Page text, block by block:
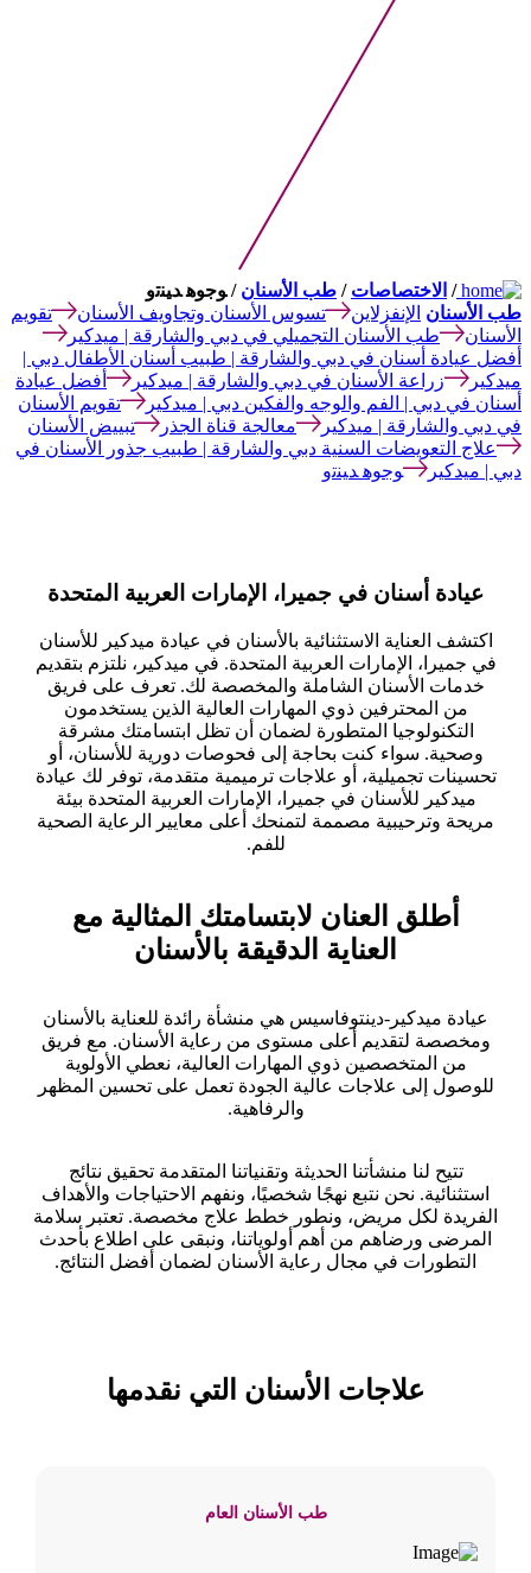
/ الاختصاصات / طب الأسنان / ﻮﺟﻮﻫ ﺪﻴﻨﺗﻭ
طب الأسنان الإنفزلاين تسوس الأسنان وتجاويف الأسنان
تقويم
الأسنان
طب الأسنان التجميلي في دبي والشارقة | ميدكير
أفضل عيادة أسنان في دبي والشارقة | طبيب أسنان الأطفال دبي |
ميدكير
زراعة الأسنان في دبي والشارقة | ميدكير
أفضل عيادة
أسنان في دبي | الفم والوجه والفكين دبي | ميدكير
تقويم الأسنان
في دبي والشارقة | ميدكير
معالجة قناة الجذر
تبييض الأسنان
علاج التعويضات السنية دبي والشارقة | طبيب جذور الأسنان في
دبي | ميدكير
ﻮﺟﻮﻫ ﺪﻴﻨﺗﻭ
عيادة أسنان في جميرا، الإمارات العربية المتحدة
اكتشف العناية الاستثنائية بالأسنان في عيادة ميدكير للأسنان
في جميرا، الإمارات العربية المتحدة. في ميدكير، نلتزم بتقديم
خدمات الأسنان الشاملة والمخصصة لك. تعرف على فريق
من المحترفين ذوي المهارات العالية الذين يستخدمون
التكنولوجيا المتطورة لضمان أن تظل ابتسامتك مشرقة
وصحية. سواء كنت بحاجة إلى فحوصات دورية للأسنان، أو
تحسينات تجميلية، أو علاجات ترميمية متقدمة، توفر لك عيادة
ميدكير للأسنان في جميرا، الإمارات العربية المتحدة بيئة
مريحة وترحيبية مصممة لتمنحك أعلى معايير الرعاية الصحية
للفم.
أطلق العنان لابتسامتك المثالية مع
العناية الدقيقة بالأسنان
عيادة ميدكير-دينتوفاسيس هي منشأة رائدة للعناية بالأسنان
ومخصصة لتقديم أعلى مستوى من رعاية الأسنان. مع فريق
من المتخصصين ذوي المهارات العالية، نعطي الأولوية
للوصول إلى علاجات عالية الجودة تعمل على تحسين المظهر
والرفاهية.
تتيح لنا منشأتنا الحديثة وتقنياتنا المتقدمة تحقيق نتائج
استثنائية. نحن نتبع نهجًا شخصيًا، ونفهم الاحتياجات والأهداف
الفريدة لكل مريض، ونطور خطط علاج مخصصة. تعتبر سلامة
المرضى ورضاهم من أهم أولوياتنا، ونبقى على اطلاع بأحدث
التطورات في مجال رعاية الأسنان لضمان أفضل النتائج.
علاجات الأسنان التي نقدمها
طب الأسنان العام